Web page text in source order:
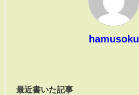
hamusoku
最近書いた記事